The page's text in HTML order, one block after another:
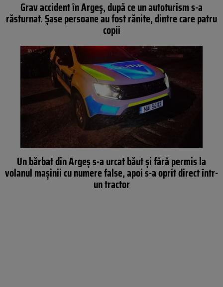
Grav accident în Argeș, după ce un autoturism s-a
răsturnat. Șase persoane au fost rănite, dintre care patru
copii
Un bărbat din Argeș s-a urcat băut și fără permis la
volanul mașinii cu numere false, apoi s-a oprit direct într-
un tractor